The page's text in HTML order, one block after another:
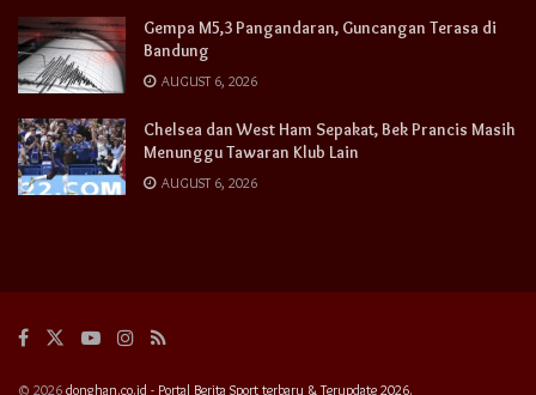
Gempa M5,3 Pangandaran, Guncangan Terasa di
Bandung
AUGUST 6, 2026
Chelsea dan West Ham Sepakat, Bek Prancis Masih
Menunggu Tawaran Klub Lain
AUGUST 6, 2026
© 2026 donghan.co.id - Portal Berita Sport terbaru & Terupdate 2026.